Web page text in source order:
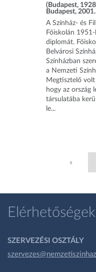
(Budapest,
Budapest,
A Színház- és
Főiskolán
diplomát.
Belvárosi
Színházban
a Nemzeti
Megtisztelő
hogy az ország
társulatába
le...
«
Elérhetőségek
SZERVEZÉSI OSZTÁLY